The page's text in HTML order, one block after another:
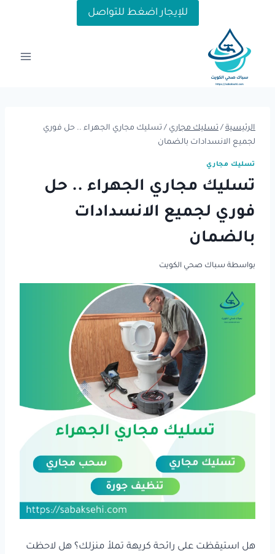
المحتوى
للإيجار اضغط للتواصل
الرئيسية / تسليك مجاري / تسليك مجاري الجهراء .. حل فوري
لجميع الانسدادات بالضمان
تسليك مجاري
تسليك مجاري الجهراء .. حل
فوري لجميع الانسدادات
بالضمان
بواسطة سباك صحي الكويت
هل استيقظت على رائحة كريهة تملأ منزلك؟ هل لاحظت